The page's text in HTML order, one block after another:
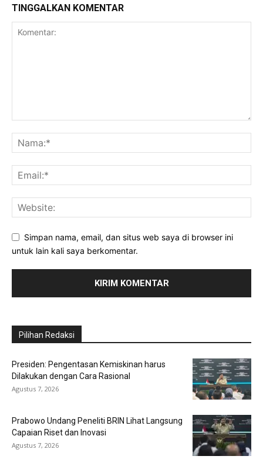
TINGGALKAN KOMENTAR
Simpan nama, email, dan situs web saya di browser ini
untuk lain kali saya berkomentar.
Pilihan Redaksi
Presiden: Pengentasan Kemiskinan harus
Dilakukan dengan Cara Rasional
Agustus 7, 2026
Prabowo Undang Peneliti BRIN Lihat Langsung
Capaian Riset dan Inovasi
Agustus 7, 2026